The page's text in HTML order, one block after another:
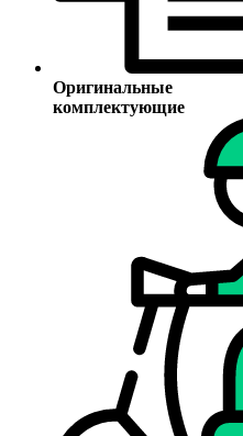
Оригинальные
комплектующие